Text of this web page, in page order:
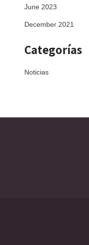
June 2023
December 2021
Categorías
Noticias